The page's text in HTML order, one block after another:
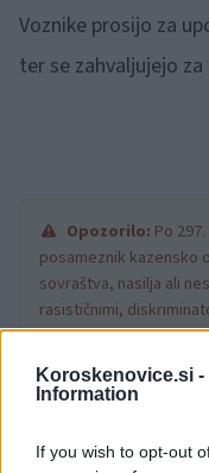
Koroskenovice.si -
Information
If you wish to opt-out
Voznike prosijo za
ter se zahvaljujejo
Opozorilo: Po
posameznik kazensko
sovraštva, nasilja ali
rasističnimi,
odstranjeni. Pravila